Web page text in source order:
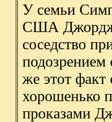
У семьи
США Джордж
соседство
же этот факт
хорошенько
проказами